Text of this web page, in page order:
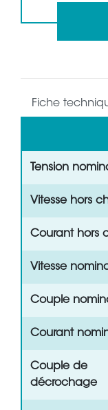
Fiche
Tension
Vitesse hors
Courant hors
Vitesse
Couple
Courant
Couple de
décrochage